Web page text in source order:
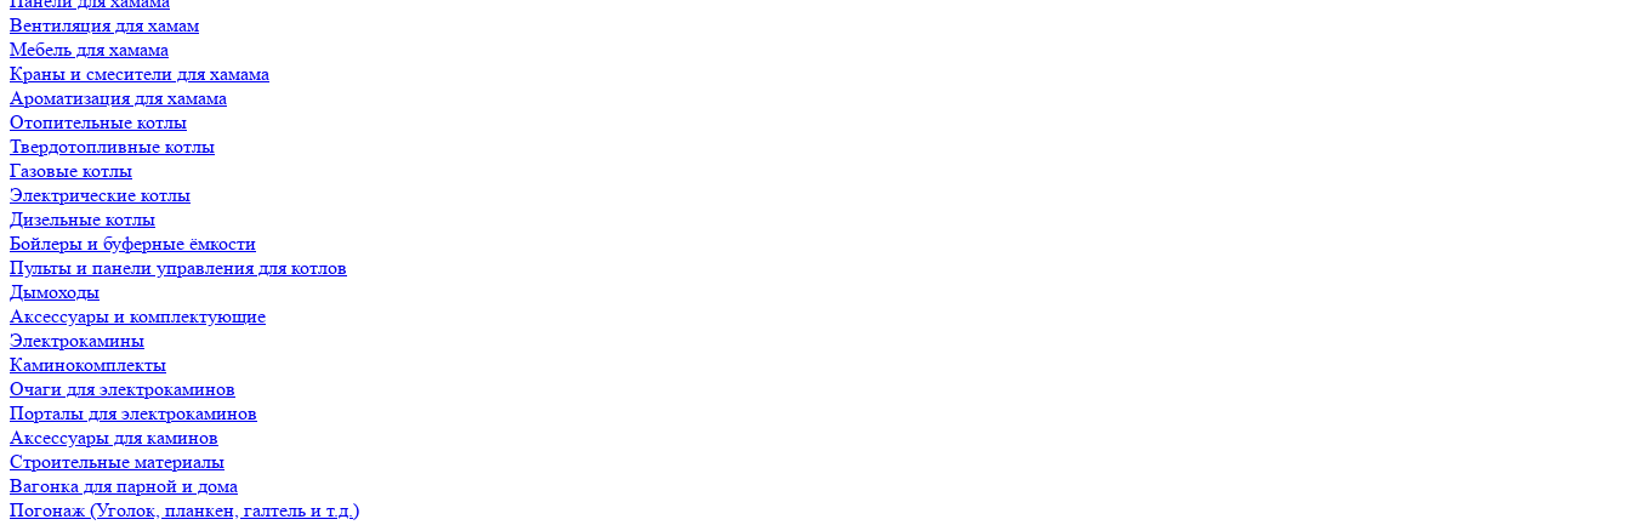
Вентиляция для хамам
Мебель для хамама
Краны и смесители для хамама
Ароматизация для хамама
Отопительные котлы
Твердотопливные котлы
Газовые котлы
Электрические котлы
Дизельные котлы
Бойлеры и буферные ёмкости
Пульты и панели управления для котлов
Дымоходы
Аксессуары и комплектующие
Электрокамины
Каминокомплекты
Очаги для электрокаминов
Порталы для электрокаминов
Аксессуары для каминов
Строительные материалы
Вагонка для парной и дома
Погонаж (Уголок, планкен, галтель и т.д.)